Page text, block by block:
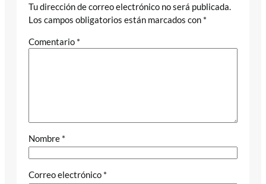
Tu dirección de correo electrónico no será publicada.
Los campos obligatorios están marcados con *
Comentario *
Nombre *
Correo electrónico *